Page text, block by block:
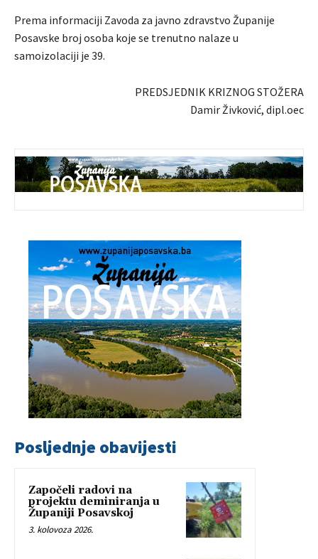
Prema informaciji Zavoda za javno zdravstvo Županije
Posavske broj osoba koje se trenutno nalaze u
samoizolaciji je 39.
PREDSJEDNIK KRIZNOG STOŽERA
Damir Živković, dipl.oec
Posljednje obavijesti
Započeli radovi na
projektu deminiranja u
Županiji Posavskoj
3. kolovoza 2026.